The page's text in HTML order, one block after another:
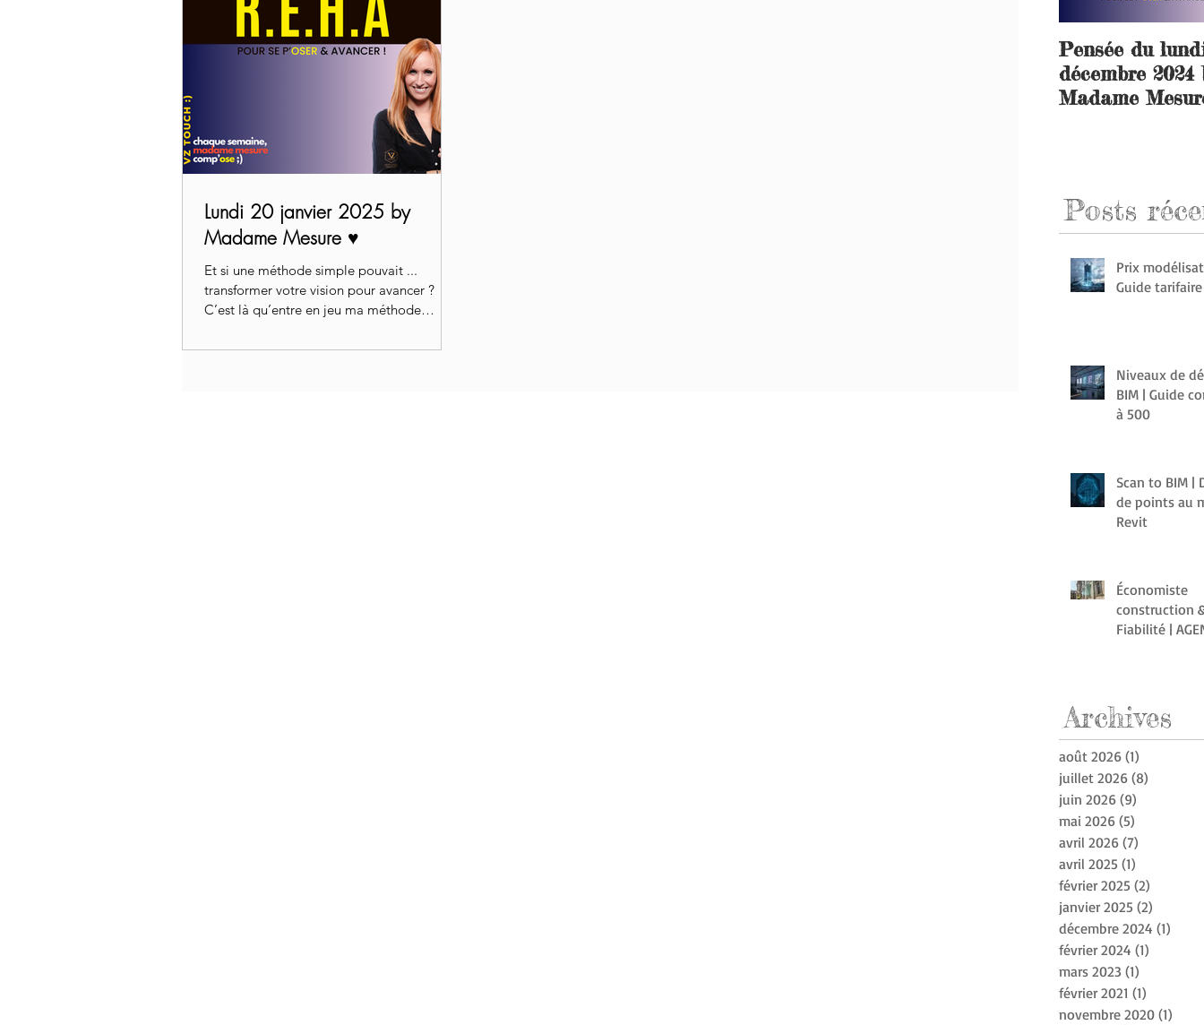
Lundi 20 janvier 2025 by
Madame Mesure ♥️
Et si une méthode simple pouvait ...
transformer votre vision pour avancer ?
C’est là qu’entre en jeu ma méthode
Pensée du
décembre 2024
Madame
Posts
Prix
Guide
Niveaux de
BIM | Guide
à 500
Scan to BIM |
de points au
Revit
Économiste
construction
Fiabilité |
Archives
août 2026 (1)
juillet 2026 (8)
juin 2026 (9)
mai 2026 (5)
avril 2026 (7)
avril 2025 (1)
février 2025 (2)
janvier 2025 (2)
décembre 2024 (1)
février 2024 (1)
mars 2023 (1)
février 2021 (1)
novembre 2020 (1)